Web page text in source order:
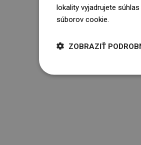
lokality vyjadrujete
súborov cookie.
ZOBRAZIŤ